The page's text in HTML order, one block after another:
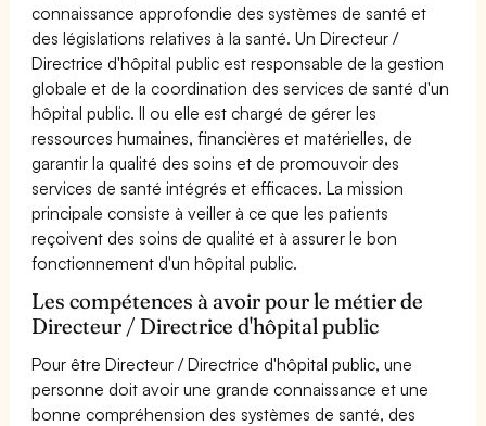
connaissance approfondie des systèmes de santé et
des législations relatives à la santé. Un Directeur /
Directrice d'hôpital public est responsable de la gestion
globale et de la coordination des services de santé d'un
hôpital public. Il ou elle est chargé de gérer les
ressources humaines, financières et matérielles, de
garantir la qualité des soins et de promouvoir des
services de santé intégrés et efficaces. La mission
principale consiste à veiller à ce que les patients
reçoivent des soins de qualité et à assurer le bon
fonctionnement d'un hôpital public.
Les compétences à avoir pour le métier de
Directeur / Directrice d'hôpital public
Pour être Directeur / Directrice d'hôpital public, une
personne doit avoir une grande connaissance et une
bonne compréhension des systèmes de santé, des